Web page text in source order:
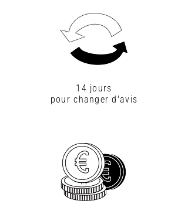
14 jours
pour changer d'avis